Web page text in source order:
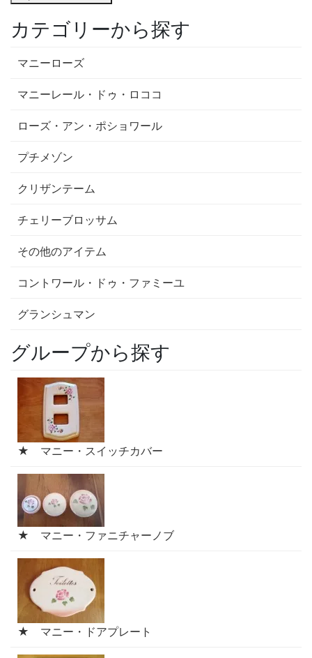
カテゴリーから探す
マニーローズ
マニーレール・ドゥ・ロココ
ローズ・アン・ポショワール
プチメゾン
クリザンテーム
チェリーブロッサム
その他のアイテム
コントワール・ドゥ・ファミーユ
グランシュマン
グループから探す
★ マニー・スイッチカバー
★ マニー・ファニチャーノブ
★ マニー・ドアプレート